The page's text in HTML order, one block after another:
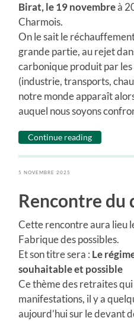
Birat, le 19 novembreà
Charmois.
On le sait le
grande partie, au rejet
carbonique produit par
(industrie, transports,
notre monde apparaît
auquel nous soyons
Continue reading
5 NOVEMBRE 2025
Rencontre du
Cette rencontre aura lieu
Fabrique des possibles.
Et son titre sera : Le
souhaitable et possible
Ce thème des retraites
manifestations, il y a
aujourd’hui sur le devant